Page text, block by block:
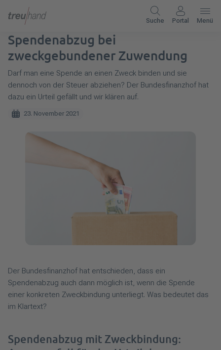
Suche Portal Menü
Spendenabzug bei
zweckgebundener Zuwendung
Darf man eine Spende an einen Zweck binden und sie
dennoch von der Steuer abziehen? Der Bundesfinanzhof hat
dazu ein Urteil gefällt und wir klären auf.
23. November 2021
Der Bundesfinanzhof hat entschieden, dass ein
Spendenabzug auch dann möglich ist, wenn die Spende
einer konkreten Zweckbindung unterliegt. Was bedeutet das
im Klartext?
Spendenabzug mit Zweckbindung: